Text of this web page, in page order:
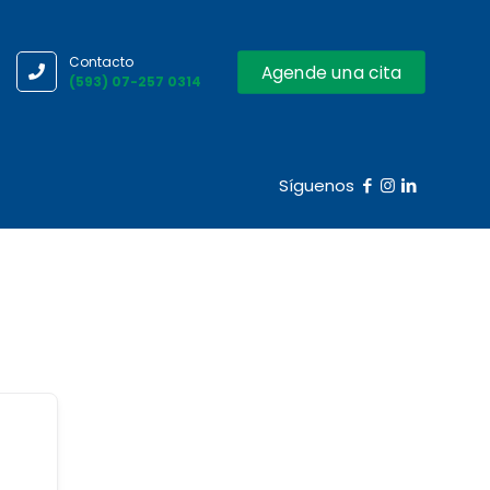
Contacto
(593) 07-257 0314
Agende una cita
Síguenos